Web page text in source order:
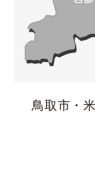
鳥取市・